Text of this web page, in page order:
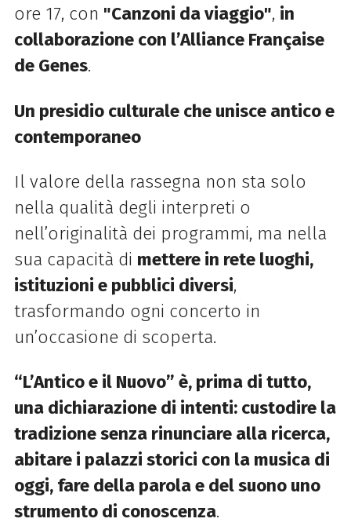
ore 17, con "Canzoni da viaggio", in
collaborazione con l’Alliance Française
de Genes.
Un presidio culturale che unisce antico e
contemporaneo
Il valore della rassegna non sta solo
nella qualità degli interpreti o
nell’originalità dei programmi, ma nella
sua capacità di mettere in rete luoghi,
istituzioni e pubblici diversi,
trasformando ogni concerto in
un’occasione di scoperta.
“L’Antico e il Nuovo” è, prima di tutto,
una dichiarazione di intenti: custodire la
tradizione senza rinunciare alla ricerca,
abitare i palazzi storici con la musica di
oggi, fare della parola e del suono uno
strumento di conoscenza.